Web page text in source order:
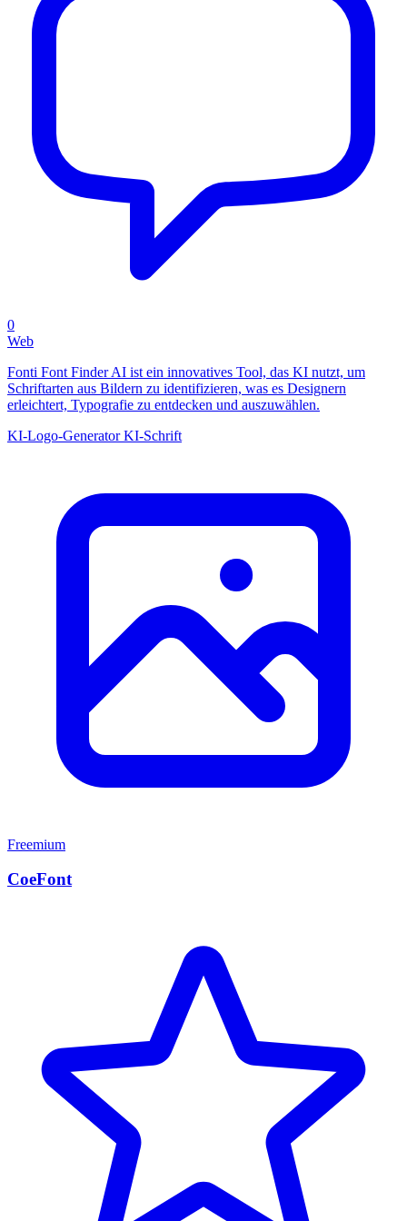
0
Web
Fonti Font Finder AI ist ein innovatives Tool, das KI nutzt, um
Schriftarten aus Bildern zu identifizieren, was es Designern
erleichtert, Typografie zu entdecken und auszuwählen.
KI-Logo-GeneratorKI-Schrift
Freemium
CoeFont